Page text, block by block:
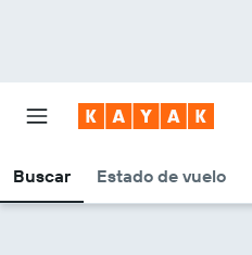
Buscar Estado de vuelo